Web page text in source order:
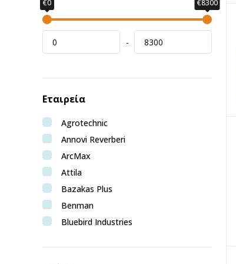
€0 €8300
-
Εταιρεία
Agrotechnic
Annovi Reverberi
ArcMax
Attila
Bazakas Plus
Benman
Bluebird Industries